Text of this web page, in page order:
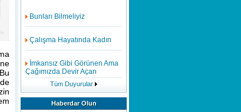
Bunları Bilmeliyiz
Çalışma Hayatında Kadın
İmkansız Gibi Görünen Ama
Çağımızda Devir Açan
Buluşlar
Mükemmelliğin
Modellenmesi
Tüm Duyurular
Haberdar Olun